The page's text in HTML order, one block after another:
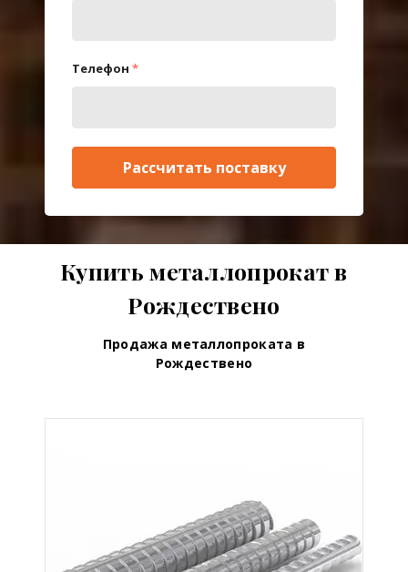
Телефон *
Рассчитать поставку
Купить металлопрокат в
Рождествено
Продажа металлопроката в
Рождествено